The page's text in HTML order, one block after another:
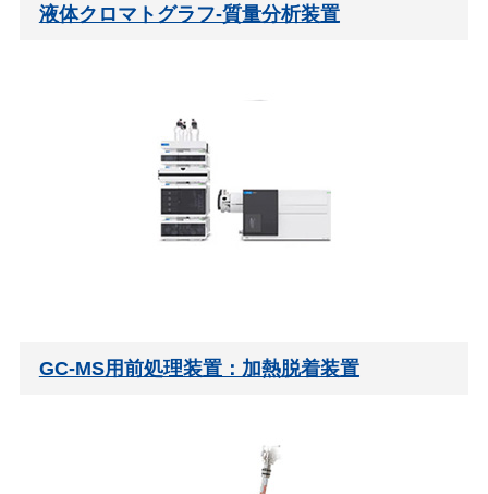
液体クロマトグラフ-質量分析装置
GC-MS用前処理装置：加熱脱着装置